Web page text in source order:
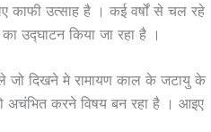
काफी उत्साह है । कई वर्षों से चल रहे
उद्घाटन किया जा रहा है ।
जो दिखने मे रामायण काल के जटायु के
अचंभित करने विषय बन रहा है । आइए